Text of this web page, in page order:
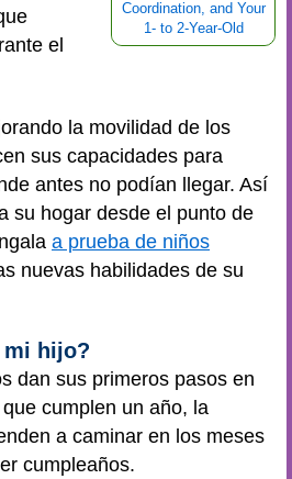
Coordination, and Your
1- to 2-Year-Old
el
la movilidad de los
sus capacidades para
antes no podían llegar. Así
su hogar desde el punto de
a prueba de niños
nuevas habilidades de su
mi hijo?
dan sus primeros pasos en
cumplen un año, la
a caminar en los meses
cumpleaños.